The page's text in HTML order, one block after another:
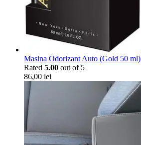
Masina Odorizant Auto (Gold 50 ml)
Rated 5.00 out of 5
86,00 lei